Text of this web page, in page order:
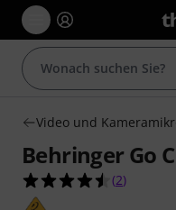
Video und
Behringer Go
4.5 von 5
(2)